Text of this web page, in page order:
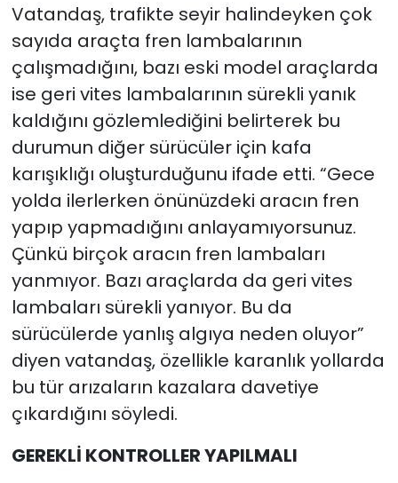
Vatandaş, trafikte seyir halindeyken çok
sayıda araçta fren lambalarının
çalışmadığını, bazı eski model araçlarda
ise geri vites lambalarının sürekli yanık
kaldığını gözlemlediğini belirterek bu
durumun diğer sürücüler için kafa
karışıklığı oluşturduğunu ifade etti. “Gece
yolda ilerlerken önünüzdeki aracın fren
yapıp yapmadığını anlayamıyorsunuz.
Çünkü birçok aracın fren lambaları
yanmıyor. Bazı araçlarda da geri vites
lambaları sürekli yanıyor. Bu da
sürücülerde yanlış algıya neden oluyor”
diyen vatandaş, özellikle karanlık yollarda
bu tür arızaların kazalara davetiye
çıkardığını söyledi.
GEREKLİ KONTROLLER YAPILMALI